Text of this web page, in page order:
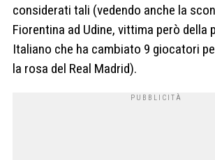
considerati tali (vedendo anche la
Fiorentina ad Udine, vittima però della
Italiano che ha cambiato 9 giocatori
la rosa del Real Madrid).